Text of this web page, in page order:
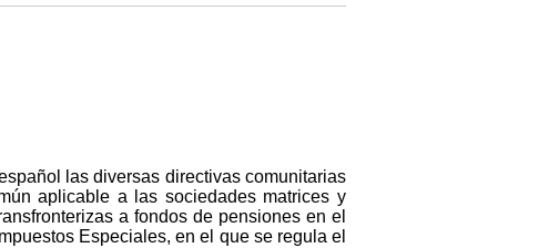
las diversas directivas comunitarias
aplicable a las sociedades matrices y
a fondos de pensiones en el
Especiales, en el que se regula el